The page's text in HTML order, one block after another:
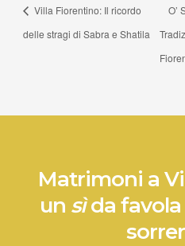
Villa Fiorentino: Il ricordo
delle stragi di Sabra e Shatila
O’
Matrimoni a
un sìda favola